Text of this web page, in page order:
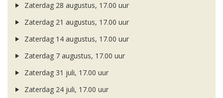
Zaterdag 28 augustus, 17.00 uur
Zaterdag 21 augustus, 17.00 uur
Zaterdag 14 augustus, 17.00 uur
Zaterdag 7 augustus, 17.00 uur
Zaterdag 31 juli, 17.00 uur
Zaterdag 24 juli, 17.00 uur